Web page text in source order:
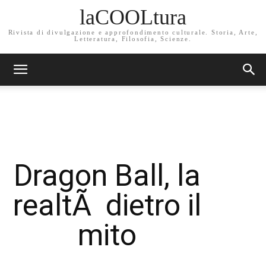
laCOOLtura
Rivista di divulgazione e approfondimento culturale. Storia, Arte,
Letteratura, Filosofia, Scienze.
Dragon Ball, la
realtÃ dietro il
mito